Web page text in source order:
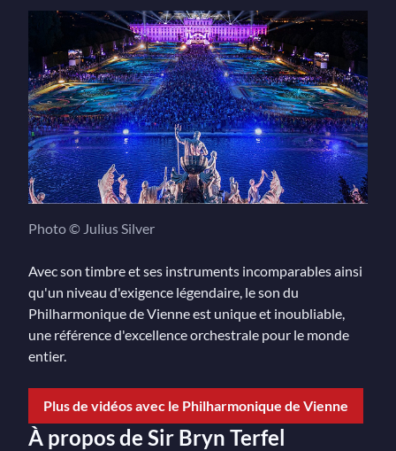
Photo © Julius Silver
Avec son timbre et ses instruments incomparables ainsi
qu'un niveau d'exigence légendaire, le son du
Philharmonique de Vienne est unique et inoubliable,
une référence d'excellence orchestrale pour le monde
entier.
Plus de vidéos avec le Philharmonique de Vienne
À propos de Sir Bryn Terfel